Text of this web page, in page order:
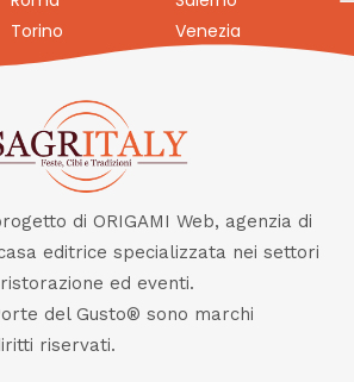
Torino Venezia
di ORIGAMI Web, agenzia di
editrice specializzata nei settori
ed eventi.
del Gusto® sono marchi
riservati.